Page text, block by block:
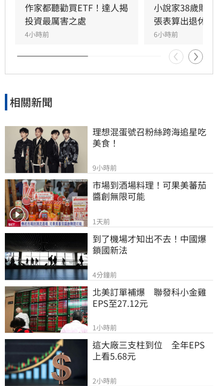
心不在於預測行情，而是相信市場並與之共同成
長。為推廣此理念，三立財經iNEWS將於8月15
日舉辦「不再選股必勝術」投資論壇，邀請周冠
男解析行為財務學與資產配置策略，協助投資人
在市場震盪中穩健獲利。活動名額有限，歡迎投
資人報名參加，掌握長期致富心法。
作家都聽勸買ETF！達人揭
投資最厲害之處
4小時前
小說家38歲財
張表算出退休金
6小時前
相關新聞
理想混蛋號召粉絲跨海追星吃
美食！
9小時前
市場到酒場料理！可果美蕃茄
醬創無限可能
1天前
到了機場才知出不去！中國爆
鎖國新法
4分鐘前
北美訂單補爆　聯發科小金雞
EPS至27.12元
1小時前
這大廠三支柱到位　全年EPS
上看5.68元
2小時前